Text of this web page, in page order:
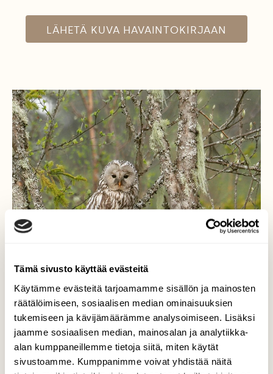
Tämä sivusto käyttää evästeitä
Käytämme evästeitä tarjoamamme sisällön ja mainosten
räätälöimiseen, sosiaalisen median ominaisuuksien
tukemiseen ja kävijämäärämme analysoimiseen. Lisäksi
jaamme sosiaalisen median, mainosalan ja analytiikka-
alan kumppaneillemme tietoja siitä, miten käytät
sivustoamme. Kumppanimme voivat yhdistää näitä
LÄHETÄ KUVA HAVAINTOKIRJAAN